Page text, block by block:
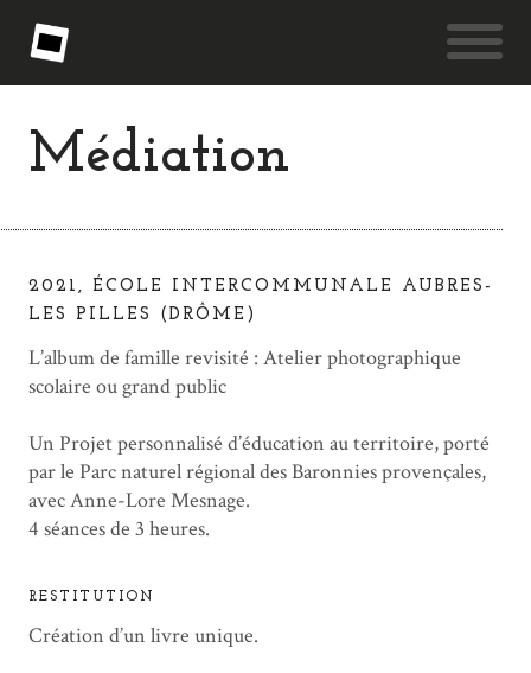
Médiation
2021, ÉCOLE INTERCOMMUNALE AUBRES-
LES PILLES (DRÔME)
L’album de famille revisité : Atelier photographique
scolaire ou grand public
Un Projet personnalisé d’éducation au territoire, porté
par le Parc naturel régional des Baronnies provençales,
avec Anne-Lore Mesnage.
4 séances de 3 heures.
RESTITUTION
Création d’un livre unique.